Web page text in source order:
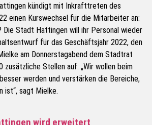
kündigt mit Inkrafttreten des
einen Kurswechsel für die Mitarbeiter an:
Die Stadt Hattingen will ihr Personal wieder
für das Geschäftsjahr 2022, den
am Donnerstagabend dem Stadtrat
Stellen auf. „Wir wollen beim
werden und verstärken die Bereiche,
ist“, sagt Mielke.
wird erweitert